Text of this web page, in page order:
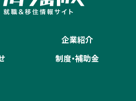
企業紹介
制度・補助金